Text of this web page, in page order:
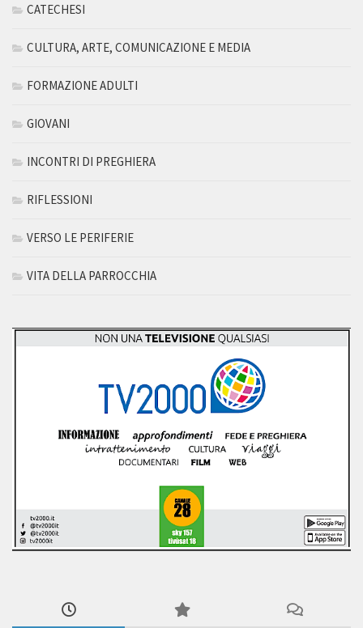
CATECHESI
CULTURA, ARTE, COMUNICAZIONE E MEDIA
FORMAZIONE ADULTI
GIOVANI
INCONTRI DI PREGHIERA
RIFLESSIONI
VERSO LE PERIFERIE
VITA DELLA PARROCCHIA